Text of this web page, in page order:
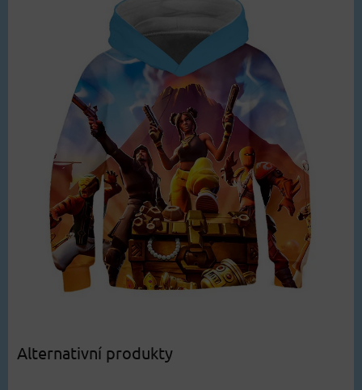
Alternativní produkty